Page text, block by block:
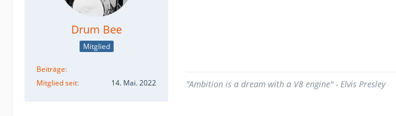
Drum Bee
Mitglied
Beiträge
Mitglied seit
14. Mai. 2022 "Ambition is a dream with a V8 engine" - Elvis Presley